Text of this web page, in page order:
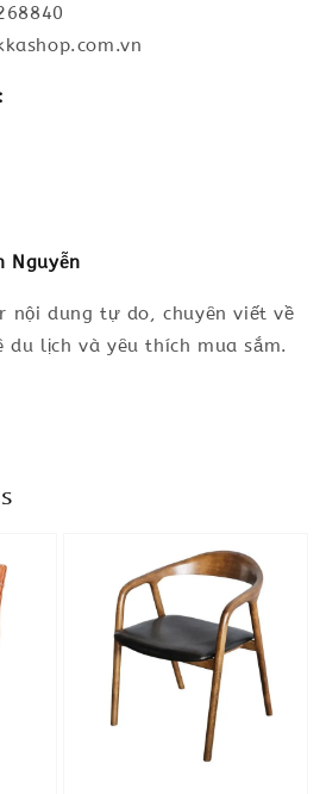
Nguyễn
nội dung tự do, chuyên viết về
lịch và yêu thích mua sắm.